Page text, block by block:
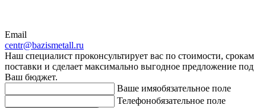
Email
centr@bazismetall.ru
Наш специалист проконсультирует вас по стоимости, срокам
поставки и сделает максимально выгодное предложение под
Ваш бюджет.
Ваше имяобязательное поле
Телефонобязательное поле